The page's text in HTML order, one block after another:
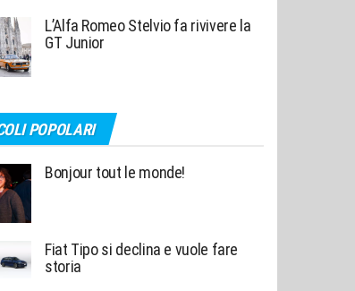
L’Alfa Romeo Stelvio fa rivivere la
GT Junior
POPOLARI
Bonjour tout le monde!
Fiat Tipo si declina e vuole fare
storia